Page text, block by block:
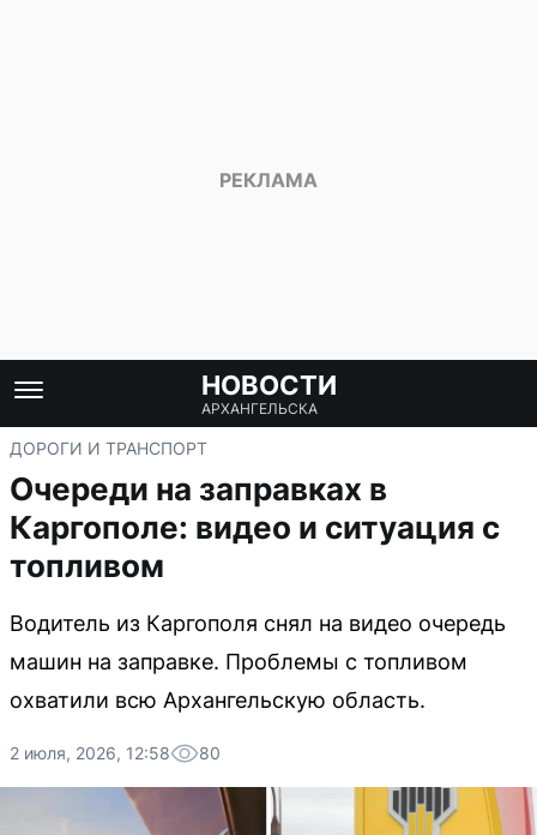
НОВОСТИ
АРХАНГЕЛЬСКА
ДОРОГИ И ТРАНСПОРТ
Очереди на заправках в
Каргополе: видео и ситуация с
топливом
Водитель из Каргополя снял на видео очередь
машин на заправке. Проблемы с топливом
охватили всю Архангельскую область.
2 июля, 2026, 12:58 80